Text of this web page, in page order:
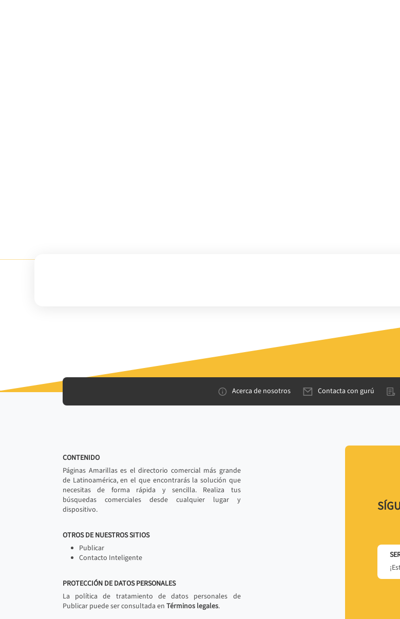
Acerca de nosotros Contacta con gurú
CONTENIDO
Páginas Amarillas es el directorio comercial más grande
de Latinoamérica, en el que encontrarás la solución que
necesitas de forma rápida y sencilla. Realiza tus
búsquedas comerciales desde cualquier lugar y
dispositivo.
OTROS DE NUESTROS SITIOS
Publicar
Contacto Inteligente
PROTECCIÓN DE DATOS PERSONALES
La política de tratamiento de datos personales de
Publicar puede ser consultada en Términos legales.